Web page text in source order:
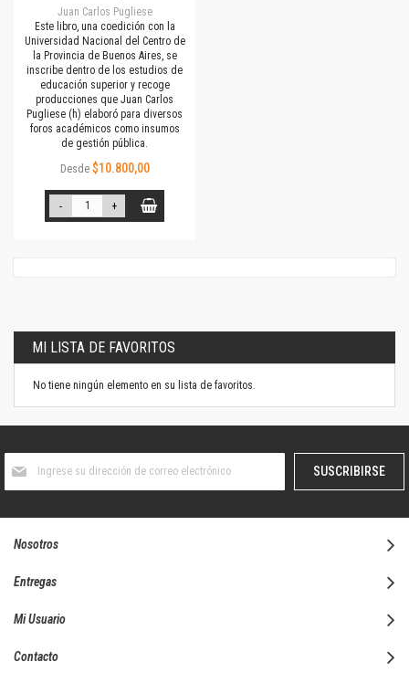
Juan Carlos Pugliese
Este libro, una coedición con la
Universidad Nacional del Centro de
la Provincia de Buenos Aires, se
inscribe dentro de los estudios de
educación superior y recoge
producciones que Juan Carlos
Pugliese (h) elaboró para diversos
foros académicos como insumos
de gestión pública.
Desde $10.800,00
- +
MI LISTA DE FAVORITOS
No tiene ningún elemento en su lista de favoritos.
boletín
SUSCRIBIRSE
Nosotros
Entregas
Mi Usuario
Contacto